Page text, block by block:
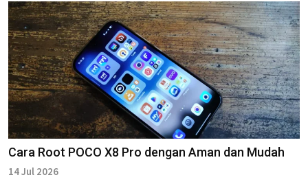
Cara Root POCO X8 Pro dengan Aman dan Mudah
14 Jul 2026